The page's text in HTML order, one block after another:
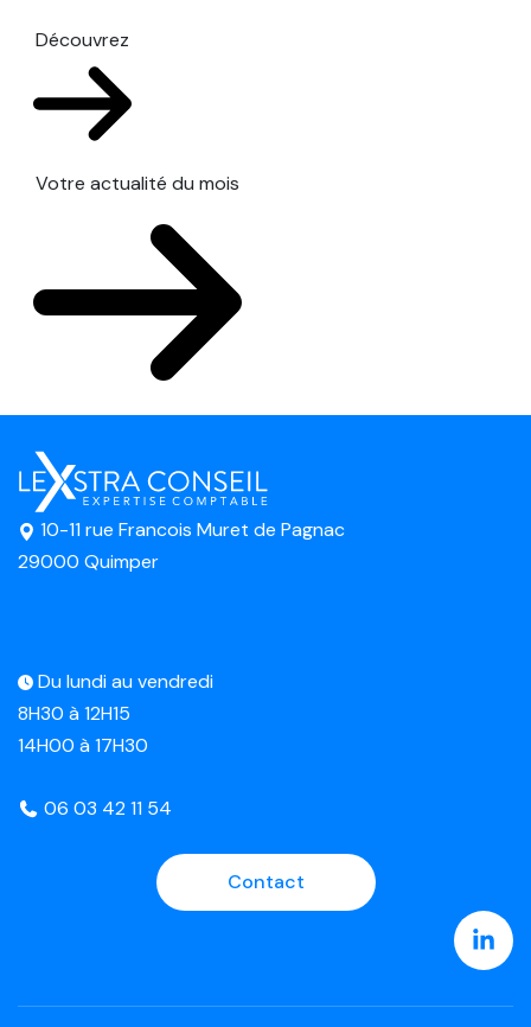
Découvrez
Votre actualité du mois
10-11 rue Francois Muret de Pagnac
29000 Quimper
Du lundi au vendredi
8H30 à 12H15
14H00 à 17H30
06 03 42 11 54
Contact